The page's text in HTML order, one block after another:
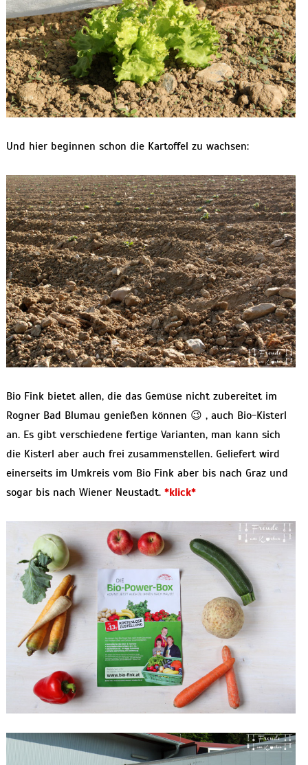
Und hier beginnen schon die Kartoffel zu wachsen:
Bio Fink bietet allen, die das Gemüse nicht zubereitet im
Rogner Bad Blumau genießen können 😉 , auch Bio-Kisterl
an. Es gibt verschiedene fertige Varianten, man kann sich
die Kisterl aber auch frei zusammenstellen. Geliefert wird
einerseits im Umkreis vom Bio Fink aber bis nach Graz und
sogar bis nach Wiener Neustadt. *klick*